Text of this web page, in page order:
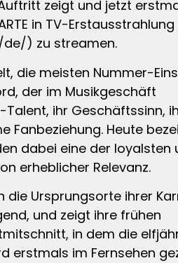
zeigt und jetzt
in TV-Erstausstrahlung
de/) zu streamen.
die meisten Nummer-
der im Musikgeschäft
ihr Geschäftssinn,
Fanbeziehung. Heute
dabei eine der loyalsten
erheblicher Relevanz.
Ursprungsorte ihrer
und zeigt ihre frühen
in dem die
erstmals im Fernsehen